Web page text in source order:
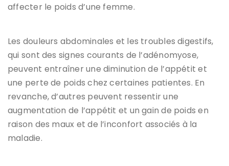
affecter le poids d’une femme.
Les douleurs abdominales et les troubles digestifs,
qui sont des signes courants de l’adénomyose,
peuvent entraîner une diminution de l’appétit et
une perte de poids chez certaines patientes. En
revanche, d’autres peuvent ressentir une
augmentation de l’appétit et un gain de poids en
raison des maux et de l’inconfort associés à la
maladie.